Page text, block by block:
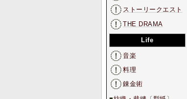
ストーリークエスト
THE DRAMA
Life
音楽
料理
錬金術